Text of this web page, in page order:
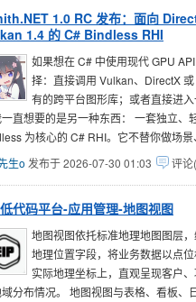
1.0 RC 发布：面向
1.4 的 C# Bindless RHI
如果想在 C# 中使用现代 GPU
择：直接调用 Vulkan、DirectX
有的跨平台图形库；或者直接进入
直想要的是另一种东西： 一套独立、
为核心的 C# RHI。它不替你做场景
生o 发布于 2026-07-30 01:03 评论
代码平台-应用管理-地图视图
地图视图依托标准地理地图图层
地理位置字段，将业务数据以点
实际地理坐标上，直观呈现客户
分布情况。 地图视图与表格、看板、